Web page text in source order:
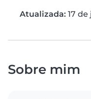
Atualizada: 17
Sobre mim